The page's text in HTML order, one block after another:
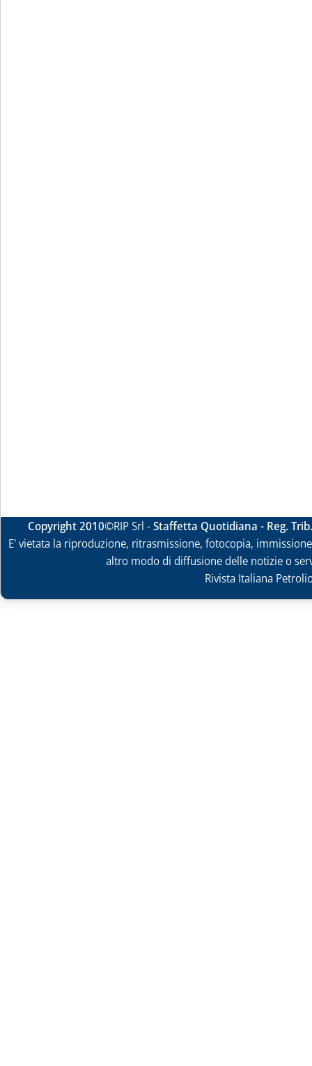
Copyright 2010©RIP Srl -Staffetta Quotidiana - Reg.
E' vietata la riproduzione, ritrasmissione, fotocopia,
altro modo di diffusione delle notizie o
Rivista Italiana